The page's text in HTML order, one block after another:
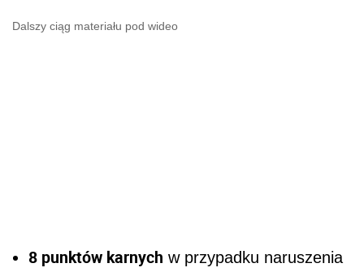
Dalszy ciąg materiału pod wideo
8 punktów karnych w przypadku naruszenia